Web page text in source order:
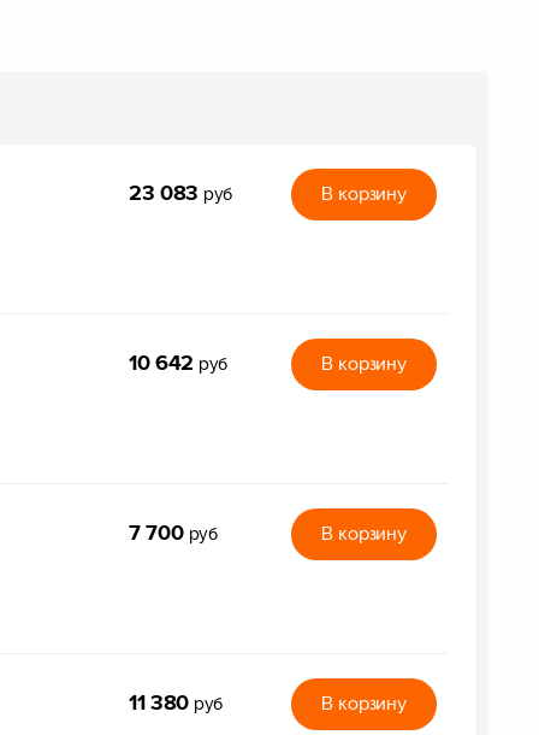
23 083 руб В корзину
10 642 руб В корзину
7 700 руб В корзину
11 380 руб В корзину